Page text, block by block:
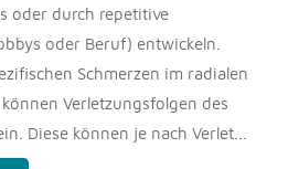
oder durch repetitive
oder Beruf) entwickeln.
Schmerzen im radialen
Verletzungsfolgen des
Diese können je nach Verlet...